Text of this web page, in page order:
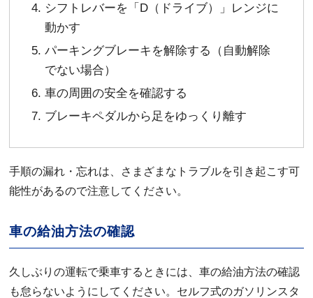
シフトレバーを「D（ドライブ）」レンジに
動かす
パーキングブレーキを解除する（自動解除
でない場合）
車の周囲の安全を確認する
ブレーキペダルから足をゆっくり離す
手順の漏れ・忘れは、さまざまなトラブルを引き起こす可
能性があるので注意してください。
車の給油方法の確認
久しぶりの運転で乗車するときには、車の給油方法の確認
も怠らないようにしてください。セルフ式のガソリンスタ